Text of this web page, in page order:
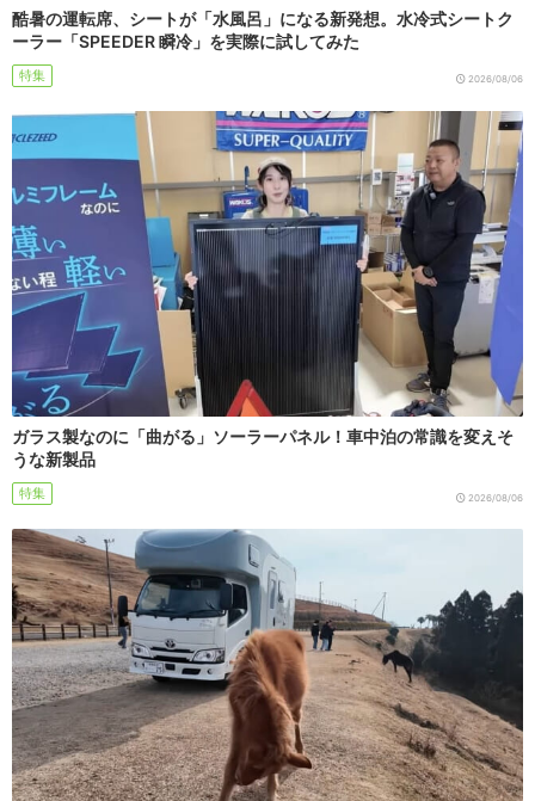
酷暑の運転席、シートが「水風呂」になる新発想。水冷式シートク
ーラー「SPEEDER 瞬冷」を実際に試してみた
特集 2026/08/06
ガラス製なのに「曲がる」ソーラーパネル！車中泊の常識を変えそ
うな新製品
特集 2026/08/06